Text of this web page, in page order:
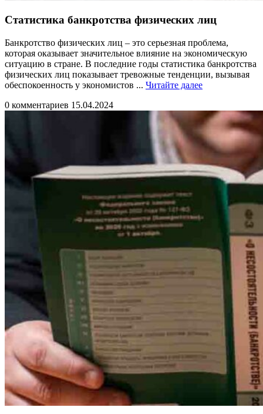
Статистика банкротства физических лиц
Банкротство физических лиц – это серьезная проблема,
которая оказывает значительное влияние на экономическую
ситуацию в стране. В последние годы статистика банкротства
физических лиц показывает тревожные тенденции, вызывая
обеспокоенность у экономистов ... Читайте далееЧитайте
0 комментариев 15.04.2024